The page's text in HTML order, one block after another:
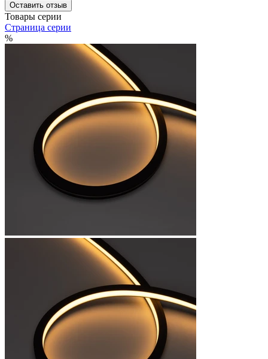
Оставить отзыв
Товары серии
Страница серии
%